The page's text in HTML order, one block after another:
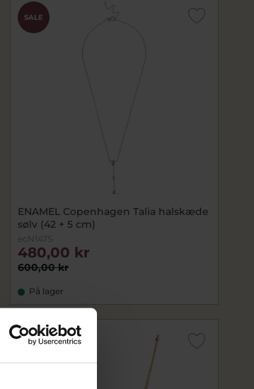
SALE
ENAMEL Copenhagen Talia halskæde
sølv (42 + 5 cm)
ecN147S
600,00 kr
480,00 kr
På lager
SALE